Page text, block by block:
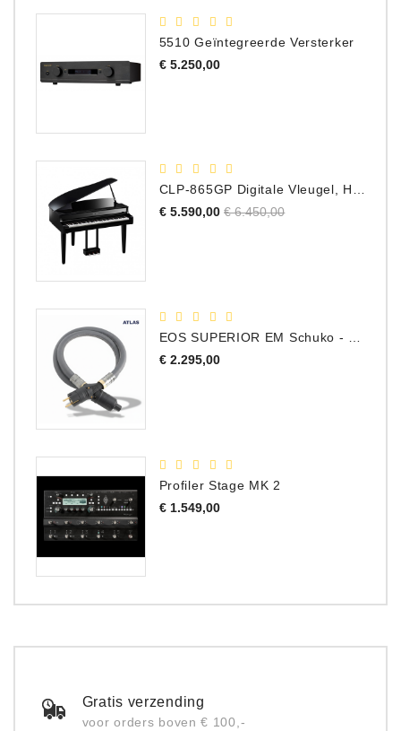
5510 Geïntegreerde Versterker
€ 5.250,00Prijs
CLP-865GP Digitale Vleugel, Hoogglans Zwart, DEMO Model
€ 5.590,00 Normale
€ 6.450,00Prijs
€ 2.295,00Prijs
Profiler Stage MK 2
€ 1.549,00Prijs
Gratis verzending
voor orders boven € 100,-